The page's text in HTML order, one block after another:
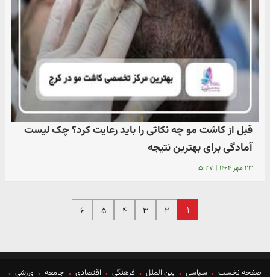
قبل از کاشت مو چه نکاتی را باید رعایت کرد؟ چک لیست
آمادگی برای بهترین نتیجه
۲۳ مهر ۱۴۰۴ | ۱۵:۳۷
۱ ۲ ۳ ۴ ۵ ۶
صفحه نخست سیاسی بین الملل فرهنگی اقتصادی جامعه ورزشی